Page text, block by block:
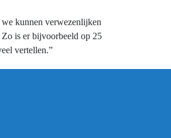
kunnen verwezenlijken
is er bijvoorbeeld op 25
vertellen.”